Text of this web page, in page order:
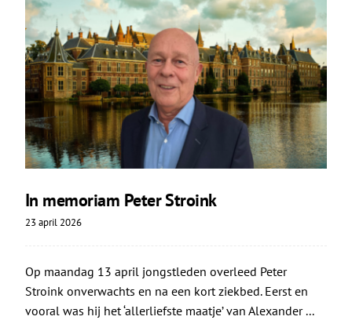
In memoriam Peter Stroink
23 april 2026
Op maandag 13 april jongstleden overleed Peter
Stroink onverwachts en na een kort ziekbed. Eerst en
vooral was hij het ‘allerliefste maatje’ van Alexander ...